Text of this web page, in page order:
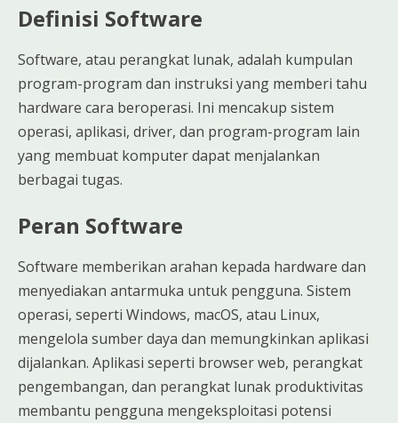
Definisi Software
Software, atau perangkat lunak, adalah kumpulan
program-program dan instruksi yang memberi tahu
hardware cara beroperasi. Ini mencakup sistem
operasi, aplikasi, driver, dan program-program lain
yang membuat komputer dapat menjalankan
berbagai tugas.
Peran Software
Software memberikan arahan kepada hardware dan
menyediakan antarmuka untuk pengguna. Sistem
operasi, seperti Windows, macOS, atau Linux,
mengelola sumber daya dan memungkinkan aplikasi
dijalankan. Aplikasi seperti browser web, perangkat
pengembangan, dan perangkat lunak produktivitas
membantu pengguna mengeksploitasi potensi